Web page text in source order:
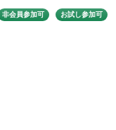
非会員参加可 お試し参加可